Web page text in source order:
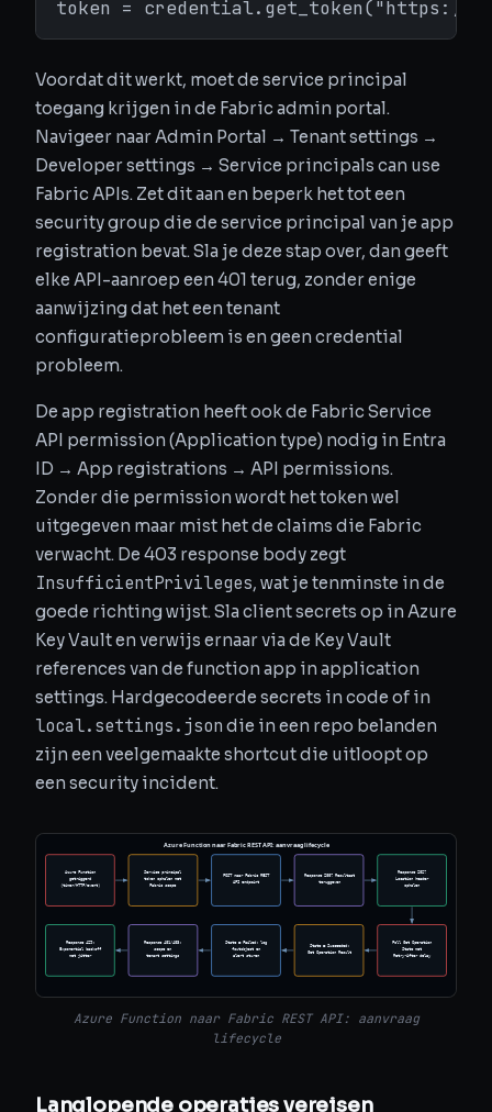
token = credential.get_token("https://
Voordat dit werkt, moet de service principal
toegang krijgen in de Fabric admin portal.
Navigeer naar Admin Portal → Tenant settings →
Developer settings → Service principals can use
Fabric APIs. Zet dit aan en beperk het tot een
security group die de service principal van je app
registration bevat. Sla je deze stap over, dan geeft
elke API-aanroep een 401 terug, zonder enige
aanwijzing dat het een tenant
configuratieprobleem is en geen credential
probleem.
De app registration heeft ook de Fabric Service
API permission (Application type) nodig in Entra
ID → App registrations → API permissions.
Zonder die permission wordt het token wel
uitgegeven maar mist het de claims die Fabric
verwacht. De 403 response body zegt
InsufficientPrivileges, wat je tenminste in de
goede richting wijst. Sla client secrets op in Azure
Key Vault en verwijs ernaar via de Key Vault
references van de function app in application
settings. Hardgecodeerde secrets in code of in
local.settings.json die in een repo belanden
zijn een veelgemaakte shortcut die uitloopt op
een security incident.
Azure Function naar Fabric REST API: aanvraag lifecycle
Azure Function
getriggerd
(timer/HTTP/event)
Service principal
token ophalen met
Fabric scope
POST naar Fabric REST
API endpoint
Response 200? Resultaat
teruggeven
Response 202?
Location header
ophalen
Poll Get Operation
State met
Retry-After delay
State = Succeeded:
Get Operation Result
State = Failed: log
foutobject en
alert sturen
Response 401/403:
scope en
tenant settings
Response 429:
Exponential backoff
met jitter
Azure Function naar Fabric REST API: aanvraag
lifecycle
Langlopende operaties vereisen